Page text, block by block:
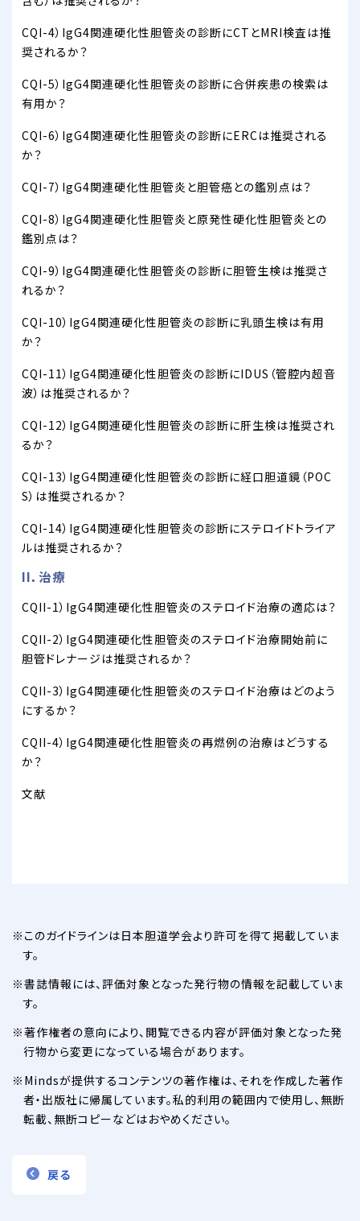
CQI-4）IgG4関連硬化性胆管炎の診断にCTとMRI検査は推
奨されるか？
CQI-5）IgG4関連硬化性胆管炎の診断に合併疾患の検索は
有用か？
CQI-6）IgG4関連硬化性胆管炎の診断にERCは推奨される
か？
CQI-7）IgG4関連硬化性胆管炎と胆管癌との鑑別点は？
CQI-8）IgG4関連硬化性胆管炎と原発性硬化性胆管炎との
鑑別点は？
CQI-9）IgG4関連硬化性胆管炎の診断に胆管生検は推奨さ
れるか？
CQI-10）IgG4関連硬化性胆管炎の診断に乳頭生検は有用
か？
CQI-11）IgG4関連硬化性胆管炎の診断にIDUS（管腔内超音
波）は推奨されるか？
CQI-12）IgG4関連硬化性胆管炎の診断に肝生検は推奨され
るか？
CQI-13）IgG4関連硬化性胆管炎の診断に経口胆道鏡（POC
S）は推奨されるか？
CQI-14）IgG4関連硬化性胆管炎の診断にステロイドトライア
ルは推奨されるか？
II．治療
CQII-1）IgG4関連硬化性胆管炎のステロイド治療の適応は？
CQII-2）IgG4関連硬化性胆管炎のステロイド治療開始前に
胆管ドレナージは推奨されるか？
CQII-3）IgG4関連硬化性胆管炎のステロイド治療はどのよう
にするか？
CQII-4）IgG4関連硬化性胆管炎の再燃例の治療はどうする
か？
文献
このガイドラインは日本胆道学会より許可を得て掲載していま
す。
書誌情報には、評価対象となった発行物の情報を記載していま
す。
著作権者の意向により、閲覧できる内容が評価対象となった発
行物から変更になっている場合があります。
Mindsが提供するコンテンツの著作権は、それを作成した著作
者・出版社に帰属しています。私的利用の範囲内で使用し、無断
転載、無断コピーなどはおやめください。
戻る